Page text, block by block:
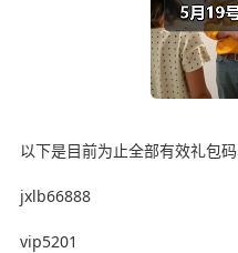
以下是目前为止全部有效礼包码
jxlb66888
vip5201